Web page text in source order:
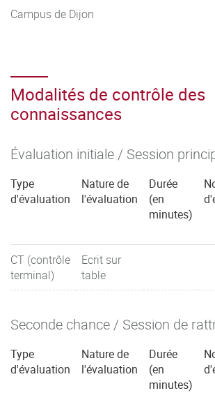
Campus de Dijon
Modalités de contrôle des
connaissances
Évaluation initiale / Session
Type
d'évaluation
Nature de
l'évaluation
Durée
(en
minutes)
CT (contrôle
terminal)
Ecrit sur
table
Seconde chance / Session de
Type
d'évaluation
Nature de
l'évaluation
Durée
(en
minutes)